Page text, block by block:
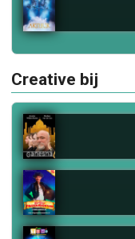
Creative bij